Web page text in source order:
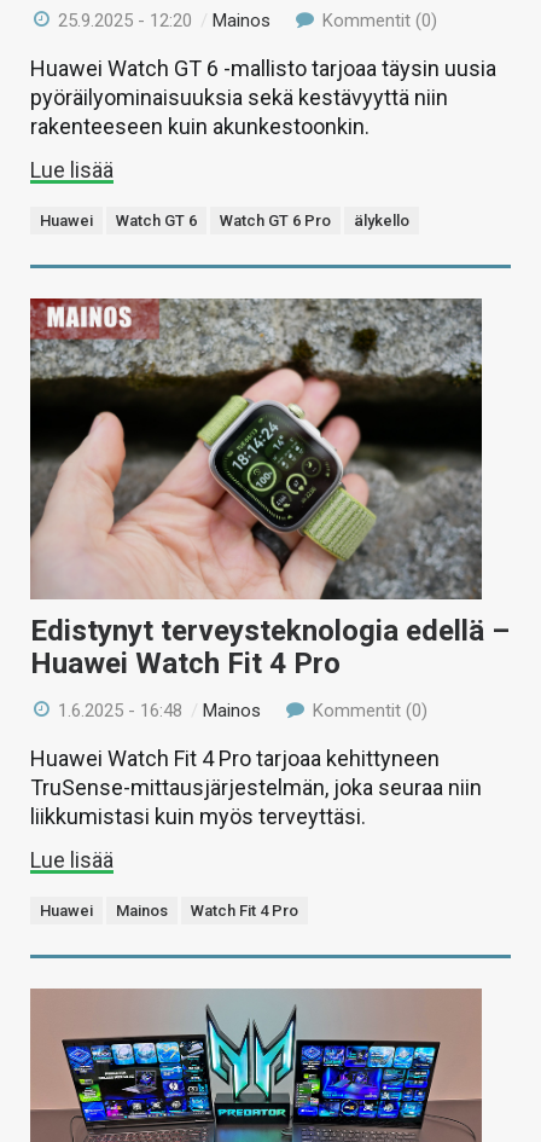
25.9.2025 - 12:20 /Mainos Kommentit (0)
Huawei Watch GT 6 -mallisto tarjoaa täysin uusia
pyöräilyominaisuuksia sekä kestävyyttä niin
rakenteeseen kuin akunkestoonkin.
Lue lisää
Huawei Watch GT 6 Watch GT 6 Pro älykello
Edistynyt terveysteknologia edellä –
Huawei Watch Fit 4 Pro
1.6.2025 - 16:48 / Mainos Kommentit (0)
Huawei Watch Fit 4 Pro tarjoaa kehittyneen
TruSense-mittausjärjestelmän, joka seuraa niin
liikkumistasi kuin myös terveyttäsi.
Lue lisää
Huawei Mainos Watch Fit 4 Pro